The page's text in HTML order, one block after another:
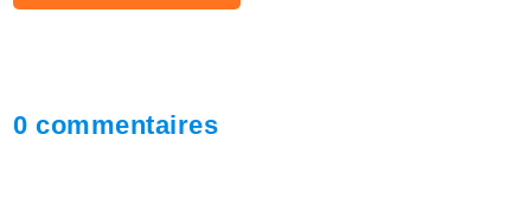
0 commentaires